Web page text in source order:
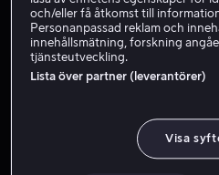
och/eller få åtkomst till
Personanpassad reklam och
innehållsmätning, forskning
tjänsteutveckling.
Lista över partner (leverantörer)
Visa